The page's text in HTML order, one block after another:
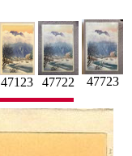
47123 47722 47723